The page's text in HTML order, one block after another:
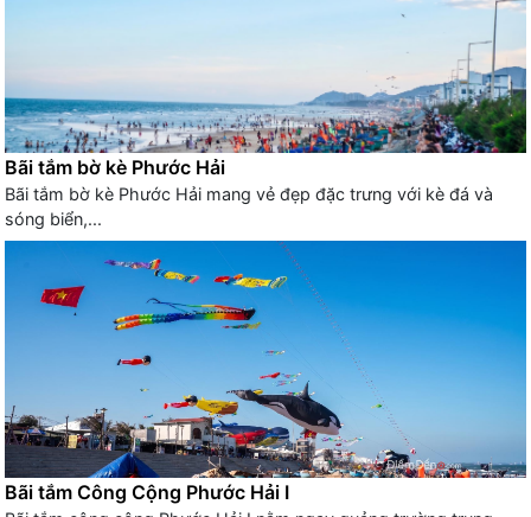
Bãi tắm bờ kè Phước Hải
Bãi tắm bờ kè Phước Hải mang vẻ đẹp đặc trưng với kè đá và
sóng biển,...
Bãi tắm Công Cộng Phước Hải I